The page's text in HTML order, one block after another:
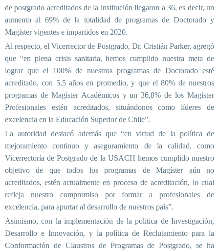
de postgrado acreditados de la institución llegaron a 36, es decir, un
aumento al 69% de la totalidad de programas de Doctorado y
Magíster vigentes e impartidos en 2020.
Al respecto, el Vicerrector de Postgrado, Dr. Cristián Parker, agregó
que “en plena crisis sanitaria, hemos cumplido nuestra meta de
lograr que el 100% de nuestros programas de Doctorado esté
acreditado, con 5,5 años en promedio, y que el 80% de nuestros
programas de Magíster Académicos y un 36,8% de los Magíster
Profesionales estén acreditados, situándonos como líderes de
excelencia en la Educación Superior de Chile”.
La autoridad destacó además que “en virtud de la política de
mejoramiento continuo y aseguramiento de la calidad, como
Vicerrectoría de Postgrado de la USACH hemos cumplido nuestro
objetivo de que todos los programas de Magíster aún no
acreditados, estén actualmente en proceso de acreditación, lo cual
refleja nuestro compromiso por formar a profesionales de
excelencia, para aportar al desarrollo de nuestros país”.
Asimismo, con la implementación de la política de Investigación,
Desarrollo e Innovación, y la política de Reclutamiento para la
Conformación de Claustros de Programas de Postgrado, se ha